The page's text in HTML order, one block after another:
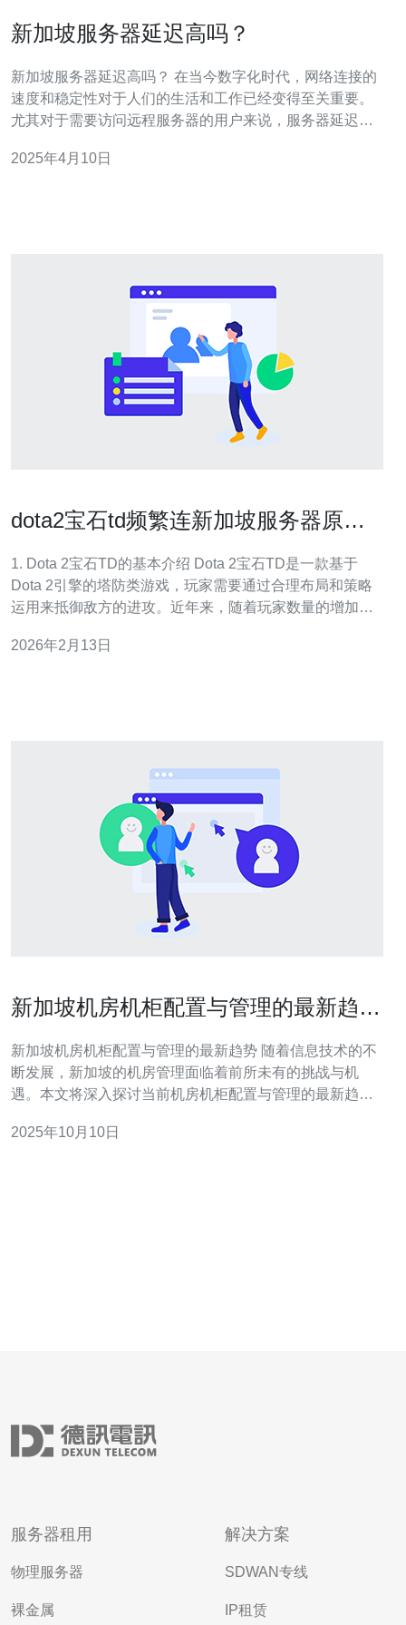
新加坡服务器延迟高吗？
新加坡服务器延迟高吗？ 在当今数字化时代，网络连接的
速度和稳定性对于人们的生活和工作已经变得至关重要。
尤其对于需要访问远程服务器的用户来说，服务器延迟成
情况。 新加坡位于东南亚，是一个技术先进的国家，拥有
2025年4月10日
dota2宝石td频繁连新加坡服务器原因
1. Dota 2宝石TD的基本介绍 Dota 2宝石TD是一款基于
Dota 2引擎的塔防类游戏，玩家需要通过合理布局和策略
运用来抵御敌方的进攻。近年来，随着玩家数量的增加，
题也随之而来。 2. 新加坡服务器的优势 新加坡服务器因其
2026年2月13日
新加坡机房机柜配置与管理的最新趋势
新加坡机房机柜配置与管理的最新趋势 随着信息技术的不
断发展，新加坡的机房管理面临着前所未有的挑战与机
遇。本文将深入探讨当前机房机柜配置与管理的最新趋
点： 趋势一：智能化管理系统的普及 趋势二：绿色能源与
2025年10月10日
服务器租用
物理服务器
裸金属
解决方案
SDWAN专线
IP租赁